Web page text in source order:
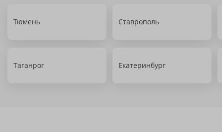
Тюмень Ставрополь
Таганрог Екатеринбург